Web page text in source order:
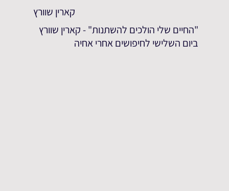
קארין שוורץ
"החיים שלי הולכים להשתנות" - קארין שוורץ
ביום השלישי לחיפושים אחרי אחיה